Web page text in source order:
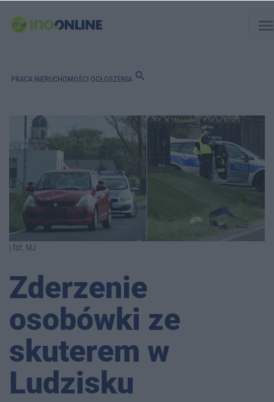
PRACA NIERUCHOMOŚCI OGŁOSZENIA search
| fot. MJ
Zderzenie
osobówki ze
skuterem w
Ludzisku